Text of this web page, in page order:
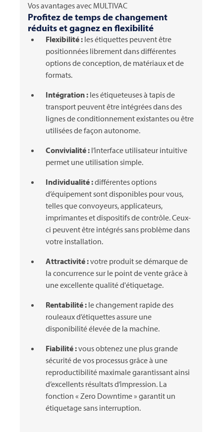
Vos avantages avec MULTIVAC
Profitez de temps de changement
réduits et gagnez en flexibilité
Flexibilité : les étiquettes peuvent être
positionnées librement dans différentes
options de conception, de matériaux et de
formats.
Intégration : les étiqueteuses à tapis de
transport peuvent être intégrées dans des
lignes de conditionnement existantes ou être
utilisées de façon autonome.
Convivialité : l’interface utilisateur intuitive
permet une utilisation simple.
Individualité :différentes options
d’équipement sont disponibles pour vous,
telles que convoyeurs, applicateurs,
imprimantes et dispositifs de contrôle. Ceux-
ci peuvent être intégrés sans problème dans
votre installation.
Attractivité :votre produit se démarque de
la concurrence sur le point de vente grâce à
une excellente qualité d'étiquetage.
Rentabilité : le changement rapide des
rouleaux d’étiquettes assure une
disponibilité élevée de la machine.
Fiabilité :vous obtenez une plus grande
sécurité de vos processus grâce à une
reproductibilité maximale garantissant ainsi
d’excellents résultats d’impression. La
fonction « Zero Downtime » garantit un
étiquetage sans interruption.